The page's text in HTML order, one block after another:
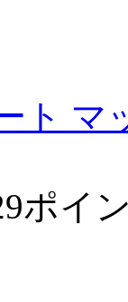
ト マ
ポイ